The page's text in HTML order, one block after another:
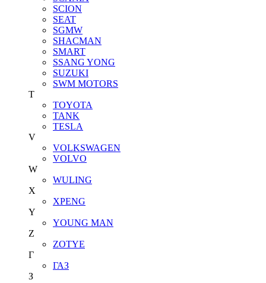
SCION
SEAT
SGMW
SHACMAN
SMART
SSANG YONG
SUZUKI
SWM MOTORS
T
TOYOTA
TANK
TESLA
V
VOLKSWAGEN
VOLVO
W
WULING
X
XPENG
Y
YOUNG MAN
Z
ZOTYE
Г
ГАЗ
З